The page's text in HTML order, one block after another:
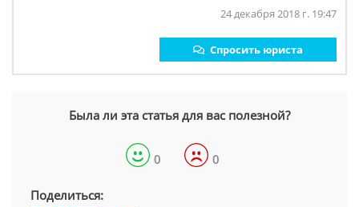
24 декабря 2018 г. 19:47
Спросить юриста
Была ли эта статья для вас полезной?
0 0
Поделиться: